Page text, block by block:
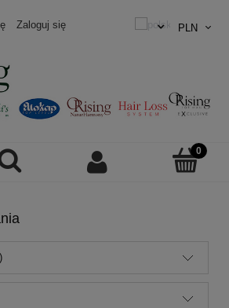
Zaloguj się